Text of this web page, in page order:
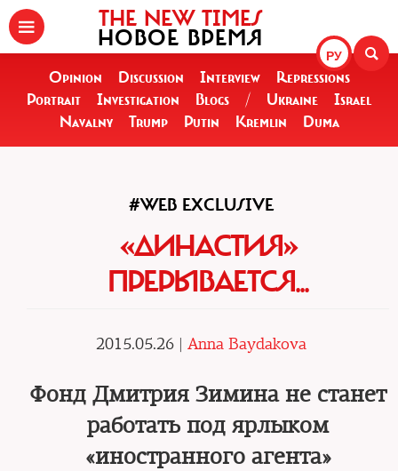
РУ
THE NEW TIMES
НОВОЕ ВРЕМЯ
Opinion Discussion Interview
Repressions
Portrait
Investigation Blogs / Ukraine
Israel
Navalny
Trump Putin Kremlin Duma
#WEB EXCLUSIVE
«ДИНАСТИЯ»
ПРЕРЫВАЕТСЯ...
2015.05.26 | Anna Baydakova
Фонд Дмитрия Зимина не станет
работать под ярлыком
«иностранного агента»